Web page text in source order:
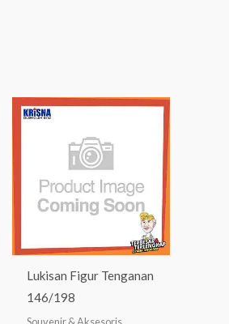
Lukisan Figur Tenganan
146/198
Souvenir & Aksesoris